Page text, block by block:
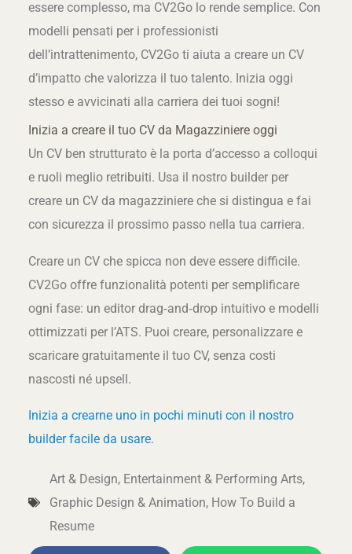
essere complesso, ma CV2Go lo rende semplice. Con
modelli pensati per i professionisti
dell’intrattenimento, CV2Go ti aiuta a creare un CV
d’impatto che valorizza il tuo talento. Inizia oggi
stesso e avvicinati alla carriera dei tuoi sogni!
Inizia a creare il tuo CV da Magazziniere oggi
Un CV ben strutturato è la porta d’accesso a colloqui
e ruoli meglio retribuiti. Usa il nostro builder per
creare un CV da magazziniere che si distingua e fai
con sicurezza il prossimo passo nella tua carriera.
Creare un CV che spicca non deve essere difficile.
CV2Go offre funzionalità potenti per semplificare
ogni fase: un editor drag‑and‑drop intuitivo e modelli
ottimizzati per l’ATS. Puoi creare, personalizzare e
scaricare gratuitamente il tuo CV, senza costi
nascosti né upsell.
Inizia a crearne uno in pochi minuti con il nostro
builder facile da usare.
Art & Design, Entertainment & Performing Arts,
Graphic Design & Animation, How To Build a
Resume